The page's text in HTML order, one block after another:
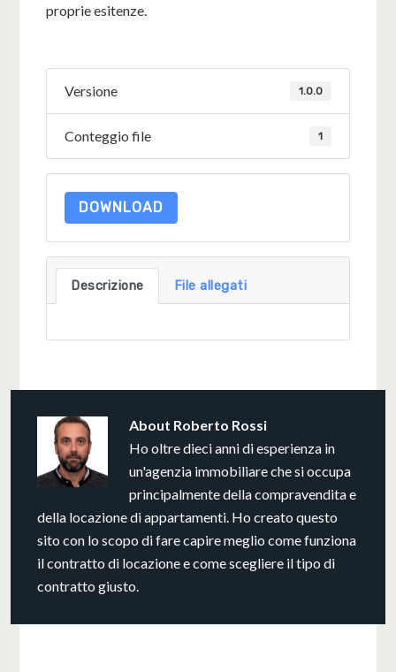
proprie esitenze.
Versione 1.0.0
Conteggio file 1
DOWNLOAD
Descrizione File allegati
About Roberto Rossi
Ho oltre dieci anni di esperienza in
un'agenzia immobiliare che si occupa
principalmente della compravendita e
della locazione di appartamenti. Ho creato questo
sito con lo scopo di fare capire meglio come funziona
il contratto di locazione e come scegliere il tipo di
contratto giusto.